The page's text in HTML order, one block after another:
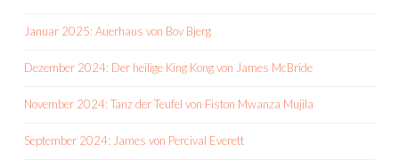
Januar 2025: Auerhaus von Bov Bjerg
Dezember 2024: Der heilige King Kong von James McBride
November 2024: Tanz der Teufel von Fiston Mwanza Mujila
September 2024: James von Percival Everett